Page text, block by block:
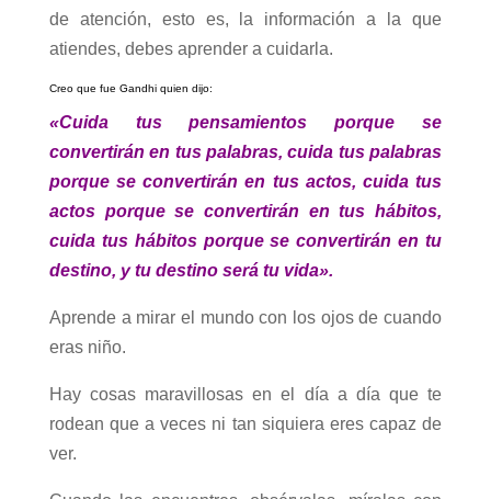
de atención, esto es, la información a la que
atiendes, debes aprender a cuidarla.
Creo que fue Gandhi quien dijo:
«Cuida tus pensamientos porque se
convertirán en tus palabras, cuida tus palabras
porque se convertirán en tus actos, cuida tus
actos porque se convertirán en tus hábitos,
cuida tus hábitos porque se convertirán en tu
destino, y tu destino será tu vida».
Aprende a mirar el mundo con los ojos de cuando
eras niño.
Hay cosas maravillosas en el día a día que te
rodean que a veces ni tan siquiera eres capaz de
ver.